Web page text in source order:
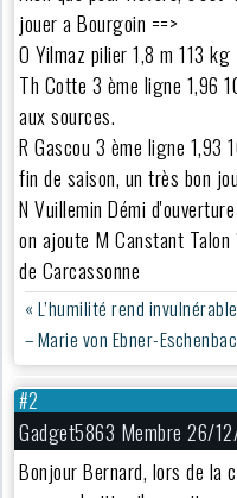
jouer a Bourgoin ==>
O Yilmaz pilier 1,8 m 113
Th Cotte 3 ème ligne 1,96
aux sources.
R Gascou 3 ème ligne 1,93
fin de saison, un très bon
N Vuillemin Démi
on ajoute M Canstant
de Carcassonne
« L’humilité rend
– Marie von Ebner-
#2
Gadget5863 Membre 26/
Bonjour Bernard, lors de la